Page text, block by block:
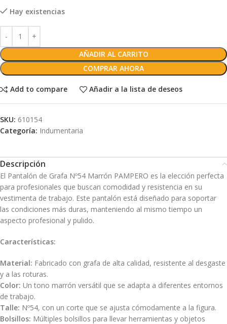
Hay existencias
AÑADIR AL CARRITO
COMPRAR AHORA
Add to compare Añadir a la lista de deseos
SKU: 610154
Categoría: Indumentaria
Descripción
El Pantalón de Grafa Nº54 Marrón PAMPERO es la elección perfecta
para profesionales que buscan comodidad y resistencia en su
vestimenta de trabajo. Este pantalón está diseñado para soportar
las condiciones más duras, manteniendo al mismo tiempo un
aspecto profesional y pulido.
Características:
Material: Fabricado con grafa de alta calidad, resistente al desgaste
y a las roturas.
Color: Un tono marrón versátil que se adapta a diferentes entornos
de trabajo.
Talle: Nº54, con un corte que se ajusta cómodamente a la figura.
Bolsillos: Múltiples bolsillos para llevar herramientas y objetos